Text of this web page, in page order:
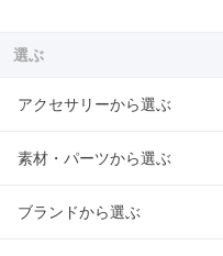
選ぶ
アクセサリーから選ぶ
素材・パーツから選ぶ
ブランドから選ぶ